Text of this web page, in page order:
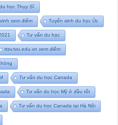
học Thụy Sĩ
xem điểm Tuyển sinh du học Úc
Tư vấn du học
ttsv.tvu.edu.vn xem điểm
Tư vấn du học Canada
Tư vấn du học Mỹ ở đầu tốt
Tư vấn du học Canada tại Hà Nội